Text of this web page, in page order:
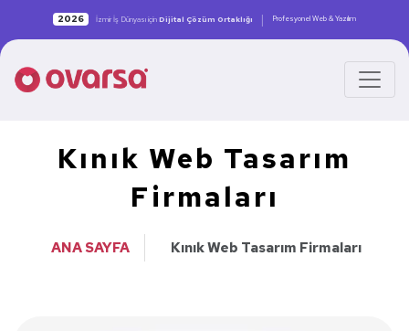
2026 İzmir İş Dünyası için Dijital Çözüm Ortaklığı | Profesyonel Web & Yazılım
Kınık Web Tasarım
Firmaları
ANA SAYFA Kınık Web Tasarım Firmaları